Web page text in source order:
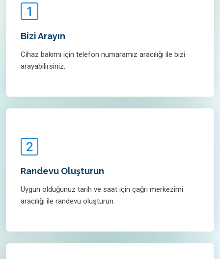
Bizi Arayın
Cihaz bakımı için telefon numaramız aracılığı ile bizi
arayabilirsiniz.
Randevu Oluşturun
Uygun olduğunuz tarih ve saat için çağrı merkezimi
aracılığı ile randevu oluşturun.